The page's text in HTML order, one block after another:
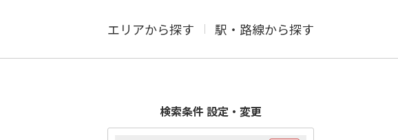
エリアから探す 駅・路線から探す
検索条件 設定・変更